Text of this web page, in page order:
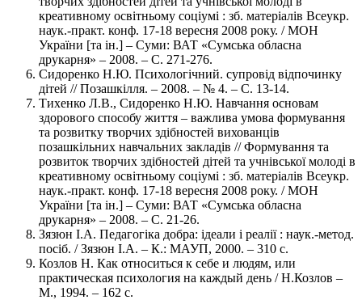
креативному освітньому соціумі : зб. матеріалів Всеукр.
наук.-практ. конф. 17-18 вересня 2008 року. / МОН
України [та ін.] – Суми: ВАТ «Сумська обласна
друкарня» – 2008. – С. 271-276.
Сидоренко Н.Ю. Психологічний. супровід відпочинку
дітей // Позашкілля. – 2008. – № 4. – С. 13-14.
Тихенко Л.В., Сидоренко Н.Ю. Навчання основам
здорового способу життя – важлива умова формування
та розвитку творчих здібностей вихованців
позашкільних навчальних закладів // Формування та
розвиток творчих здібностей дітей та учнівської молоді в
креативному освітньому соціумі : зб. матеріалів Всеукр.
наук.-практ. конф. 17-18 вересня 2008 року. / МОН
України [та ін.] – Суми: ВАТ «Сумська обласна
друкарня» – 2008. – С. 21-26.
Зязюн І.А. Педагогіка добра: ідеали і реалії : наук.-метод.
посіб. / Зязюн І.А. – К.: МАУП, 2000. – 310 с.
Козлов Н. Как относиться к себе и людям, или
практическая психология на каждый день / Н.Козлов –
М., 1994. – 162 с.